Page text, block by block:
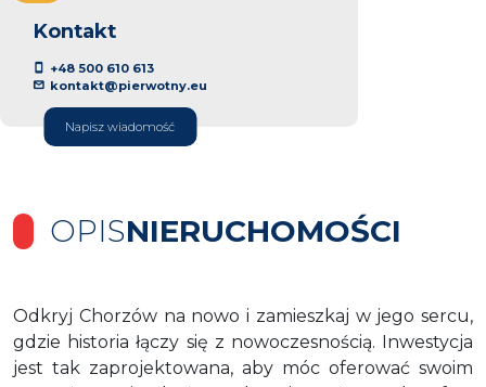
Kontakt
+48 500 610 613
kontakt@pierwotny.eu
Napisz wiadomość
OPISNIERUCHOMOŚCI
Odkryj Chorzów na nowo i zamieszkaj w jego sercu,
gdzie historia łączy się z nowoczesnością. Inwestycja
jest tak zaprojektowana, aby móc oferować swoim